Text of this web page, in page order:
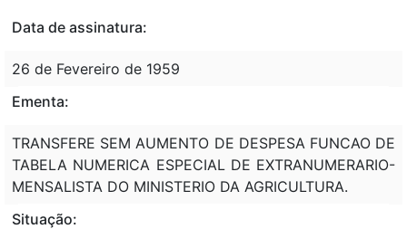
Data de assinatura:
26 de Fevereiro de 1959
Ementa:
TRANSFERE SEM AUMENTO DE DESPESA FUNCAO DE
TABELA NUMERICA ESPECIAL DE EXTRANUMERARIO-
MENSALISTA DO MINISTERIO DA AGRICULTURA.
Situação: